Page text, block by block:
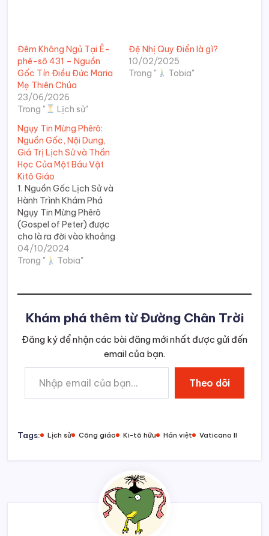
Đêm Không Ngủ Tại Ê-
phê-sô 431 – Nguồn
Gốc Tín Điều Đức Maria
Mẹ Thiên Chúa
23/06/2026
Trong "
Lịch sử"
Đệ Nhị Quy Điển là gì?
10/02/2025
Trong "
Tobia"
Ngụy Tin Mừng Phêrô:
Nguồn Gốc, Nội Dung,
Giá Trị Lịch Sử và Thần
Học Của Một Báu Vật
Kitô Giáo
1. Nguồn Gốc Lịch Sử và
Hành Trình Khám Phá
Ngụy Tin Mừng Phêrô
(Gospel of Peter) được
cho là ra đời vào khoảng
thế kỷ II sau Công
nguyên, khi Kitô giáo
dạng trong tư tưởng và
04/10/2024
Trong "
Tobia"
Khám phá thêm từ Đường Chân Trời
Đăng ký để nhận các bài đăng mới nhất được gửi đến
email của bạn.
Nhập email của bạn…
Theo dõi
Tags: Lịch sử Công giáo Ki-tô hữu Hán việt Vaticano II